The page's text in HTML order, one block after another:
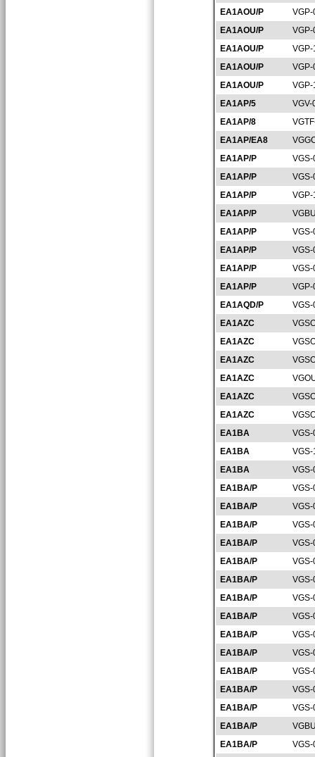
EA1AOU/P
EA1AOU/P
EA1AOU/P
VGP-
EA1AOU/P
EA1AOU/P
EA1AP/5
VGV-
EA1AP/8
EA1AP/EA8
EA1AP/P
EA1AP/P
EA1AP/P
EA1AP/P
EA1AP/P
EA1AP/P
EA1AP/P
EA1AP/P
EA1AQD/P
EA1AZC
EA1AZC
EA1AZC
EA1AZC
EA1AZC
EA1AZC
EA1BA
EA1BA
EA1BA
EA1BA/P
EA1BA/P
EA1BA/P
EA1BA/P
EA1BA/P
EA1BA/P
EA1BA/P
EA1BA/P
EA1BA/P
EA1BA/P
EA1BA/P
EA1BA/P
EA1BA/P
EA1BA/P
EA1BA/P